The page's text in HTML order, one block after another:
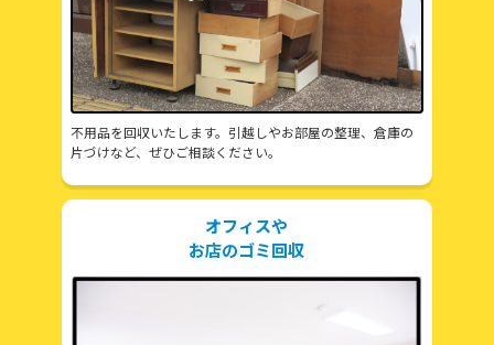
不用品を回収いたします。引越しやお部屋の整理、倉庫の
片づけなど、ぜひご相談ください。
オフィスや
お店のゴミ回収